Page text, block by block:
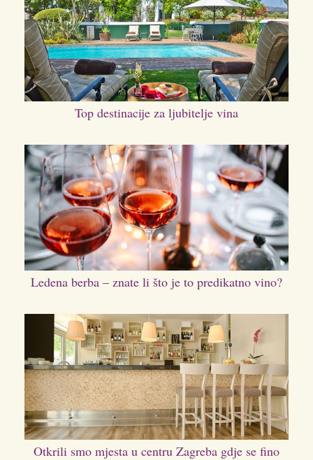
Top destinacije za ljubitelje vina
Ledena berba – znate li što je to predikatno vino?
Otkrili smo mjesta u centru Zagreba gdje se fino